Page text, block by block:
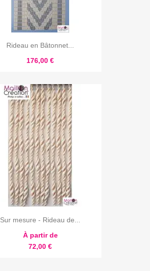
Rideau en Bâtonnet...
176,00 €
Sur mesure - Rideau de...
À partir de
72,00 €